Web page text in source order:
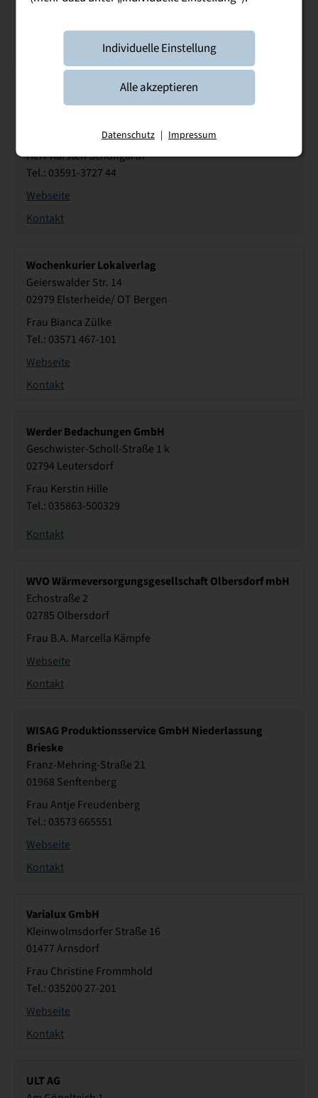
Tel.: 03571 2093-04
Webseite
Wöhlk Baustoffzentrum GmbH
02692 Großpostwitz OT Ebendörfel
Herr Karsten Schöngarth
Tel.: 03591-3727 44
Webseite
Kontakt
Wochenkurier Lokalverlag
Geierswalder Str. 14
02979 Elsterheide/ OT Bergen
Frau Bianca Zülke
Tel.: 03571 467-101
Webseite
Kontakt
Werder Bedachungen GmbH
Geschwister-Scholl-Straße 1 k
02794 Leutersdorf
Frau Kerstin Hille
Tel.: 035863-500329
Kontakt
WVO Wärmeversorgungsgesellschaft Olbersdorf mbH
Echostraße 2
02785 Olbersdorf
Frau B.A. Marcella Kämpfe
Webseite
Kontakt
WISAG Produktionsservice GmbH Niederlassung
Brieske
Franz-Mehring-Straße 21
01968 Senftenberg
Frau Antje Freudenberg
Tel.: 03573 665551
Webseite
Kontakt
Varialux GmbH
Kleinwolmsdorfer Straße 16
01477 Arnsdorf
Frau Christine Frommhold
Tel.: 035200 27-201
Webseite
Kontakt
ULT AG
Individuelle Einstellung
Alle akzeptieren
Datenschutz | Impressum